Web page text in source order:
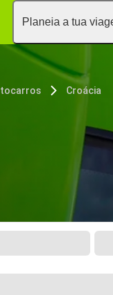
Planeia a tua
Croácia